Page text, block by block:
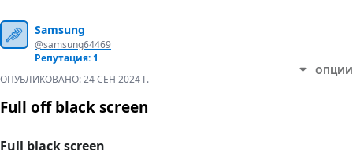
Samsung
@samsung64469
Репутация: 1
ОПУБЛИКОВАНО:24 СЕН 2024 Г.
ОПЦИИ
Full off black screen
Full black screen